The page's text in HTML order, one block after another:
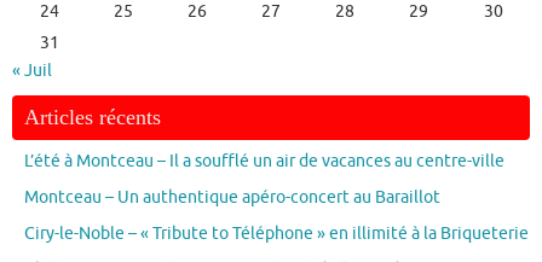
24
25 26 27 28 29
30
31
« Juil
Articles récents
L’été à Montceau – Il a soufflé un air de vacances au centre-ville
Montceau – Un authentique apéro-concert au Baraillot
Ciry-le-Noble – « Tribute to Téléphone » en illimité à la Briqueterie